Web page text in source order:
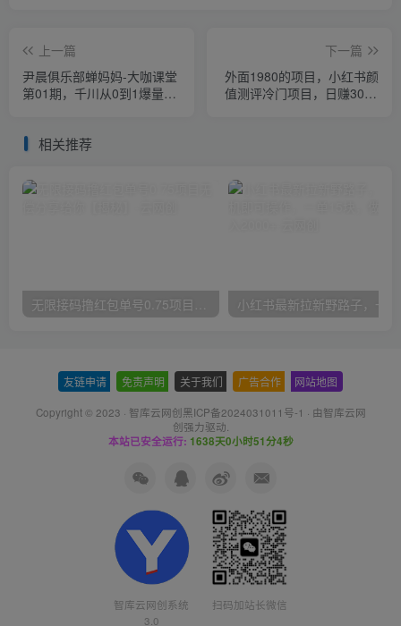
上一篇
尹晨俱乐部蝉妈妈-大咖课堂
第01期，千川从0到1爆量投
下一篇
外面1980的项目，小红书颜
值测评冷门项目，日赚300+
相关推荐
无限接码撸红包单号0.75项目无偿分享给你【揭秘】
友链申请 免责声明 关于我们 广告合作 网站地图
Copyright © 2023 · 智库云网创黑ICP备2024031011号-1 · 由智库云网
创强力驱动.
本站已安全运行: 1638天0小时51分4秒
智库云网创系统
3.0
扫码加站长微信